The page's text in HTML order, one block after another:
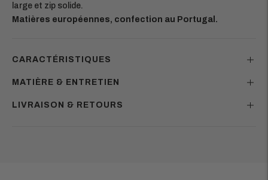
large et zip solide.
Matières européennes, confection au Portugal.
CARACTÉRISTIQUES
MATIÈRE & ENTRETIEN
LIVRAISON & RETOURS